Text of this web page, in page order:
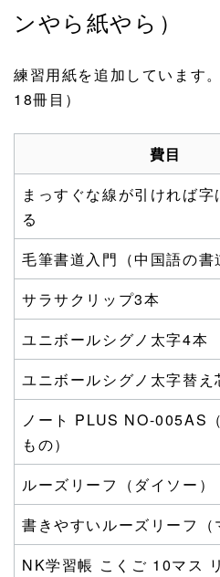
ンやら紙やら）
練習用紙を追加しています
18冊目）
費目
まっすぐな線が引ければ字
る
毛筆書道入門（中国語の書
サラサクリップ3本
ユニボールシグノ太字4本
ユニボールシグノ太字替え
ノート PLUS NO-005AS
もの）
ルーズリーフ（ダイソー）
書きやすいルーズリーフ（
NK学習帳 こくご 10マス